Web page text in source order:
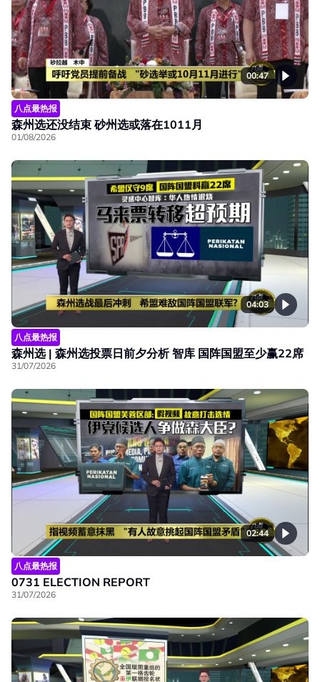
00:47
八点最热报
森州选还没结束 砂州选或落在1011月
01/08/2026
04:03
八点最热报
森州选 | 森州选投票日前夕分析 智库 国阵国盟至少赢22席
31/07/2026
02:44
八点最热报
0731 ELECTION REPORT
31/07/2026